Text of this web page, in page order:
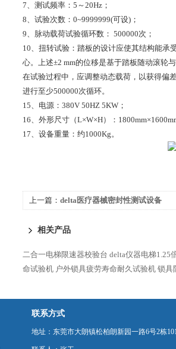
7、测试频率：5～20Hz；
8、试验次数：0~9999999(可设)；
9、脉动载荷试验循环数： 500000次；
10、扭转试验：踏板的设计应使其结构能承
心。上述±2 mm的位移是基于踏板随动滚轮
在试验过程中，应调整动态载荷，以获得偏
进行至少500000次循环。
15、电源：380V 50HZ 5KW；
16、外形尺寸（L×W×H）：
17、设备重量：约1000Kg。
上一篇： delta医疗器械密封性测试设备
相关产品
二合一电梯限速器校验台 delta仪器电梯1.25
命试验机 户外锁具疲劳寿命耐久试验机 锁具
联系方式
地址：东莞市大朗镇松柏朗新园一路6号2栋